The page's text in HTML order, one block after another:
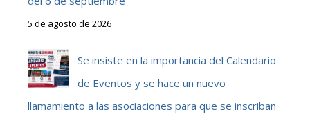
5 de agosto de 2026
Se insiste en la importancia del Calendario
de Eventos y se hace un nuevo
llamamiento a las asociaciones para que se inscriban